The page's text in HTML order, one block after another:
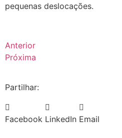
pequenas deslocações.
Anterior
Próxima
Partilhar:
Facebook LinkedIn Email